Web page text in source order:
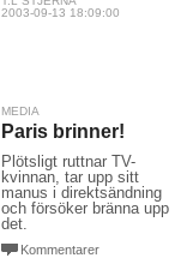
2003-09-13 18:09:00
MEDIA
Paris brinner!
Plötsligt ruttnar TV-
kvinnan, tar upp sitt
manus i direktsändning
och försöker bränna upp
det.
Kommentarer